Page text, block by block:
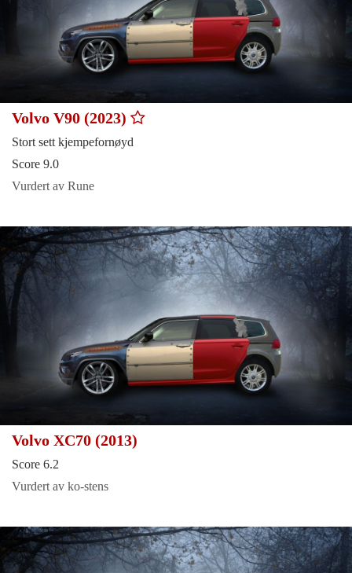
Volvo V90 (2023)
Stort sett kjempefornøyd
Score 9.0
Vurdert av Rune
Volvo XC70 (2013)
Score 6.2
Vurdert av ko-stens